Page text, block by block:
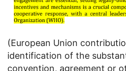
(European Union
identification of the
convention, agreement or